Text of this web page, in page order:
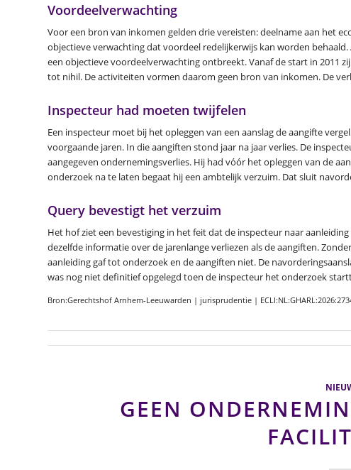
Voordeelverwachting
Voor een bron van inkomen gelden drie vereisten: deelname aan het
objectieve verwachting dat voordeel redelijkerwijs kan worden
een objectieve voordeelverwachting ontbreekt. Vanaf de start in 2011
tot nihil. De activiteiten vormen daarom geen bron van inkomen. De
Inspecteur had moeten twijfelen
Een inspecteur moet bij het opleggen van een aanslag de aangifte
voorgaande jaren. In die aangiften stond jaar na jaar verlies. De
aangegeven ondernemingsverlies. Hij had vóór het opleggen van de
onderzoek na te laten begaat hij een ambtelijk verzuim. Dat sluit
Query bevestigt het verzuim
Het hof ziet een bevestiging in het feit dat de inspecteur naar
dezelfde informatie over de jarenlange verliezen als de aangiften.
aanleiding gaf tot onderzoek en de aangiften niet. De
was nog niet definitief opgelegd toen de inspecteur het onderzoek
Bron:Gerechtshof Arnhem-Leeuwarden | jurisprudentie |
GEEN